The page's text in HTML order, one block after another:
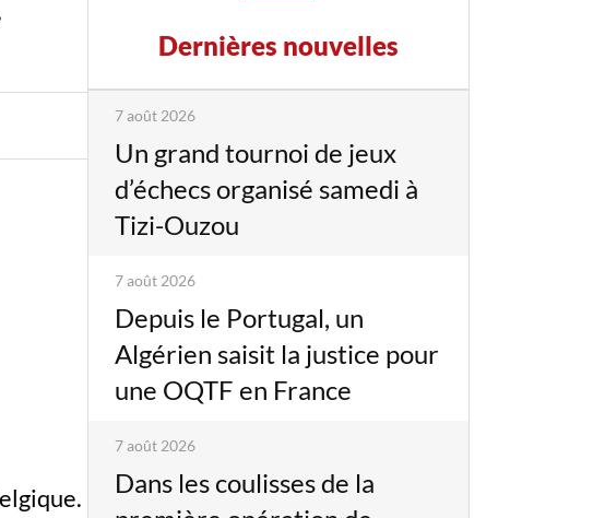
Dernières nouvelles
7 août 2026
Un grand tournoi de jeux
d’échecs organisé samedi à
Tizi-Ouzou
7 août 2026
Depuis le Portugal, un
Algérien saisit la justice pour
une OQTF en France
7 août 2026
Dans les coulisses de la